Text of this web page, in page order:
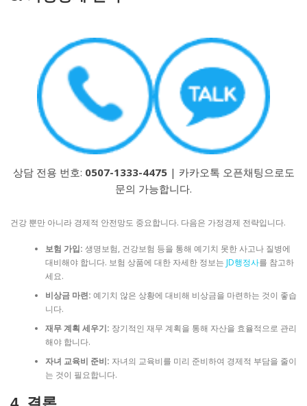
상담 전용 번호: 0507-1333-4475| 카카오톡 오픈채팅으로도
문의 가능합니다.
건강 뿐만 아니라 경제적 안전망도 중요합니다. 다음은 가정경제 전략입니다.
보험 가입: 생명보험, 건강보험 등을 통해 예기치 못한 사고나 질병에
대비해야 합니다. 보험 상품에 대한 자세한 정보는 JD행정사를 참고하
세요.
비상금 마련: 예기치 않은 상황에 대비해 비상금을 마련하는 것이 좋습
니다.
재무 계획 세우기: 장기적인 재무 계획을 통해 자산을 효율적으로 관리
해야 합니다.
자녀 교육비 준비: 자녀의 교육비를 미리 준비하여 경제적 부담을 줄이
는 것이 필요합니다.